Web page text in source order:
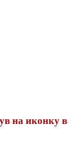
на иконку в